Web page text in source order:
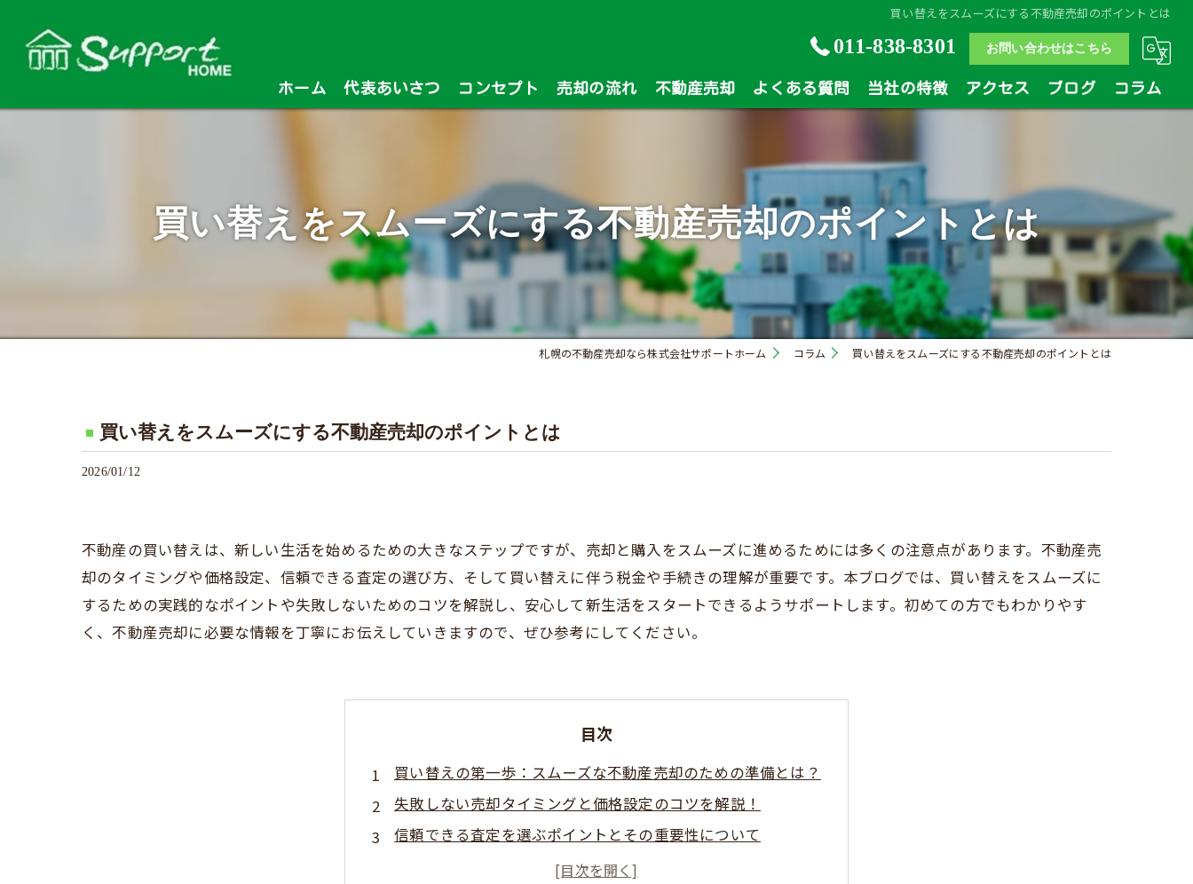
買い替えをスムーズにする不動産売却のポイントとは
011-838-8301 お問い合わせはこちら
ホーム 代表あいさつ コンセプト 売却の流れ 不動産売却 よくある質問 当社の特徴
戸建
マンション
相続
買い替え
アクセス ブログ コラム
買い替えをスムーズにする不動産売却のポイントとは
札幌の不動産売却なら株式会社サポートホーム コラム 買い替えをスムーズにする不動産売却のポイントとは
買い替えをスムーズにする不動産売却のポイントとは
2026/01/12
不動産の買い替えは、新しい生活を始めるための大きなステップですが、売却と購入をスムーズに進めるためには多くの注意点があります。不動産売
却のタイミングや価格設定、信頼できる査定の選び方、そして買い替えに伴う税金や手続きの理解が重要です。本ブログでは、買い替えをスムーズに
するための実践的なポイントや失敗しないためのコツを解説し、安心して新生活をスタートできるようサポートします。初めての方でもわかりやす
く、不動産売却に必要な情報を丁寧にお伝えしていきますので、ぜひ参考にしてください。
目次
買い替えの第一歩：スムーズな不動産売却のための準備とは？
失敗しない売却タイミングと価格設定のコツを解説！
信頼できる査定を選ぶポイントとその重要性について
買い替えに伴う税金や手続きの疑問をわかりやすく解決